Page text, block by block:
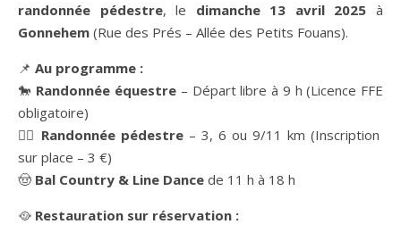
randonnée pédestre, le dimanche 13 avril 2025 à
Gonnehem (Rue des Prés – Allée des Petits Fouans).
📌 Au programme :
🐎 Randonnée équestre – Départ libre à 9 h (Licence FFE
obligatoire)
🚶‍♂️ Randonnée pédestre – 3, 6 ou 9/11 km (Inscription
sur place – 3 €)
🤠 Bal Country & Line Dance de 11 h à 18 h
🥘 Restauration sur réservation :